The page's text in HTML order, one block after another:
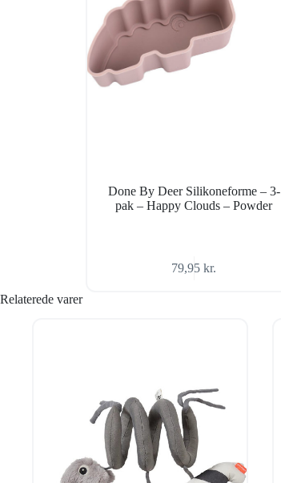
Done By Deer Silikoneforme – 3-
pak – Happy Clouds – Powder
79,95kr.
Relaterede varer